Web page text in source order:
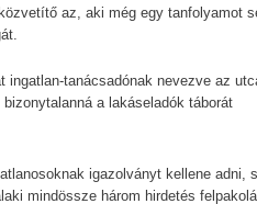
az, aki még egy tanfolyamot
ingatlan-tanácsadónak nevezve az
a lakáseladók táborát
igazolványt kellene
mindössze három hirdetés